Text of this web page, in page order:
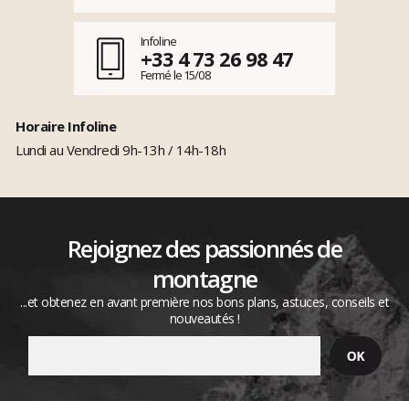
Infoline
+33 4 73 26 98 47
Fermé le 15/08
Horaire Infoline
Lundi au Vendredi 9h-13h / 14h-18h
Rejoignez des passionnés de
montagne
...et obtenez en avant première nos bons plans, astuces, conseils et
nouveautés !